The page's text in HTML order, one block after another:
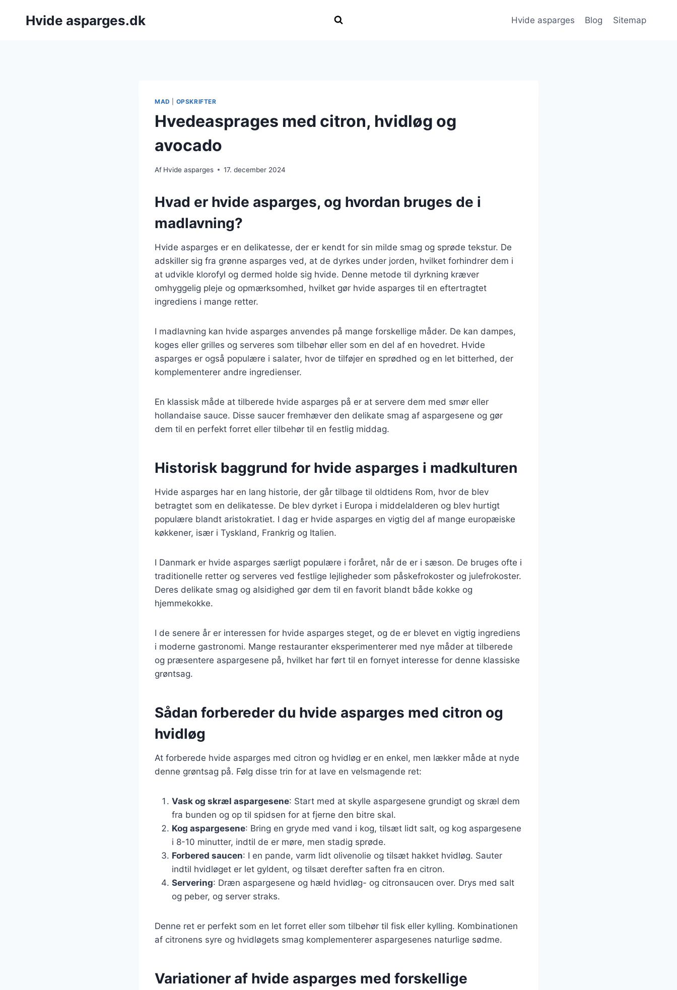
Hvide asparges.dk Hvide asparges Blog Sitemap
MAD OPSKRIFTER
Hvedeasprages med citron, hvidløg og
avocado
Af Hvide asparges 17. december 2024
Hvad er hvide asparges, og hvordan bruges de i
madlavning?
Hvide asparges er en delikatesse, der er kendt for sin milde smag og sprøde tekstur. De
adskiller sig fra grønne asparges ved, at de dyrkes under jorden, hvilket forhindrer dem i
at udvikle klorofyl og dermed holde sig hvide. Denne metode til dyrkning kræver
omhyggelig pleje og opmærksomhed, hvilket gør hvide asparges til en eftertragtet
ingrediens i mange retter.
I madlavning kan hvide asparges anvendes på mange forskellige måder. De kan dampes,
koges eller grilles og serveres som tilbehør eller som en del af en hovedret. Hvide
asparges er også populære i salater, hvor de tilføjer en sprødhed og en let bitterhed, der
komplementerer andre ingredienser.
En klassisk måde at tilberede hvide asparges på er at servere dem med smør eller
hollandaise sauce. Disse saucer fremhæver den delikate smag af aspargesene og gør
dem til en perfekt forret eller tilbehør til en festlig middag.
Historisk baggrund for hvide asparges i madkulturen
Hvide asparges har en lang historie, der går tilbage til oldtidens Rom, hvor de blev
betragtet som en delikatesse. De blev dyrket i Europa i middelalderen og blev hurtigt
populære blandt aristokratiet. I dag er hvide asparges en vigtig del af mange europæiske
køkkener, især i Tyskland, Frankrig og Italien.
I Danmark er hvide asparges særligt populære i foråret, når de er i sæson. De bruges ofte i
traditionelle retter og serveres ved festlige lejligheder som påskefrokoster og julefrokoster.
Deres delikate smag og alsidighed gør dem til en favorit blandt både kokke og
hjemmekokke.
I de senere år er interessen for hvide asparges steget, og de er blevet en vigtig ingrediens
i moderne gastronomi. Mange restauranter eksperimenterer med nye måder at tilberede
og præsentere aspargesene på, hvilket har ført til en fornyet interesse for denne klassiske
grøntsag.
Sådan forbereder du hvide asparges med citron og
hvidløg
At forberede hvide asparges med citron og hvidløg er en enkel, men lækker måde at nyde
denne grøntsag på. Følg disse trin for at lave en velsmagende ret:
Vask og skræl aspargesene: Start med at skylle aspargesene grundigt og skræl dem
fra bunden og op til spidsen for at fjerne den bitre skal.
Kog aspargesene: Bring en gryde med vand i kog, tilsæt lidt salt, og kog aspargesene
i 8-10 minutter, indtil de er møre, men stadig sprøde.
Forbered saucen: I en pande, varm lidt olivenolie og tilsæt hakket hvidløg. Sauter
indtil hvidløget er let gyldent, og tilsæt derefter saften fra en citron.
Servering: Dræn aspargesene og hæld hvidløg- og citronsaucen over. Drys med salt
og peber, og server straks.
Denne ret er perfekt som en let forret eller som tilbehør til fisk eller kylling. Kombinationen
af citronens syre og hvidløgets smag komplementerer aspargesenes naturlige sødme.
Variationer af hvide asparges med forskellige